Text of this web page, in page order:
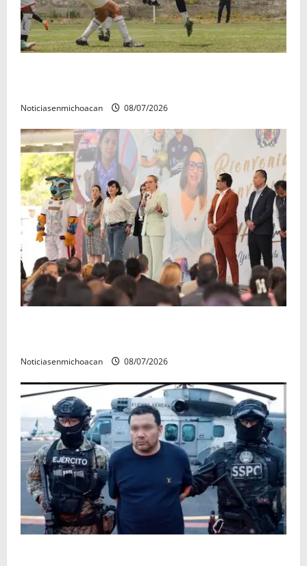
Noticiasenmichoacan 08/07/2026
Noticiasenmichoacan 08/07/2026